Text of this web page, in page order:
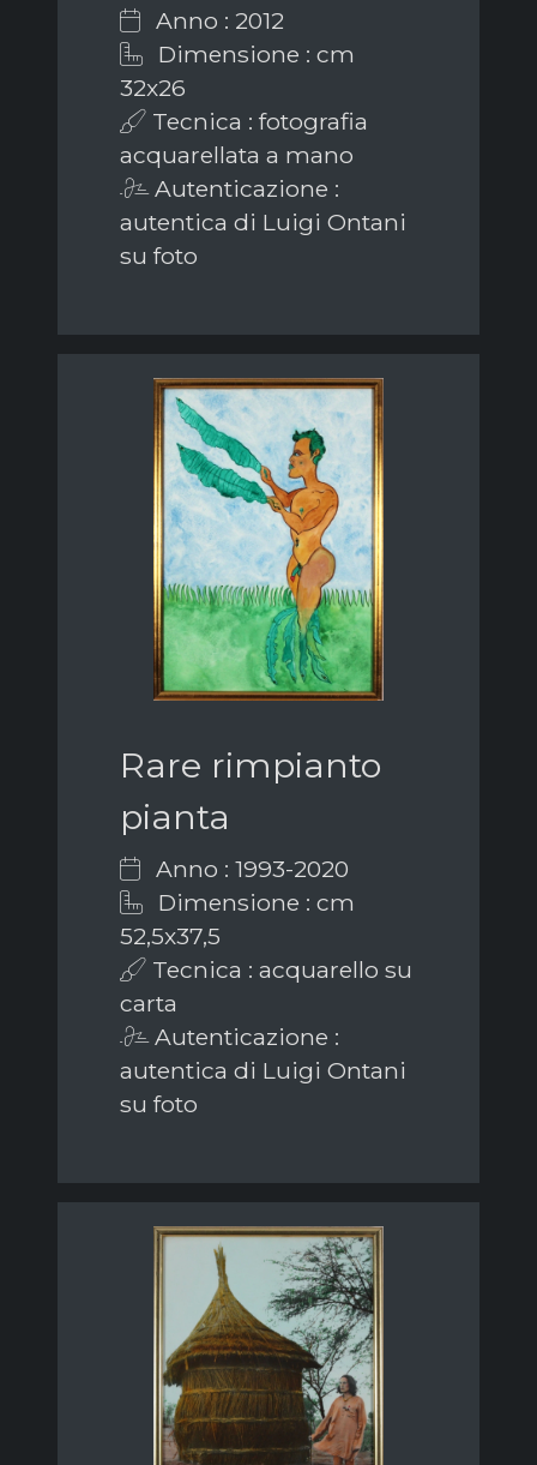
Anno : 2012
Dimensione : cm
32x26
Tecnica : fotografia
acquarellata a mano
Autenticazione :
autentica di Luigi Ontani
su foto
Rare rimpianto
pianta
Anno : 1993-2020
Dimensione : cm
52,5x37,5
Tecnica : acquarello su
carta
Autenticazione :
autentica di Luigi Ontani
su foto